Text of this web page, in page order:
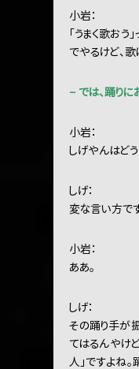
小岩：
「うまく歌おう
でやるけど、
− では、踊りに
小岩：
しげやんはど
しげ：
変な言い方で
小岩：
ああ。
しげ：
その踊り手が
てはるんやけ
人」ですよね